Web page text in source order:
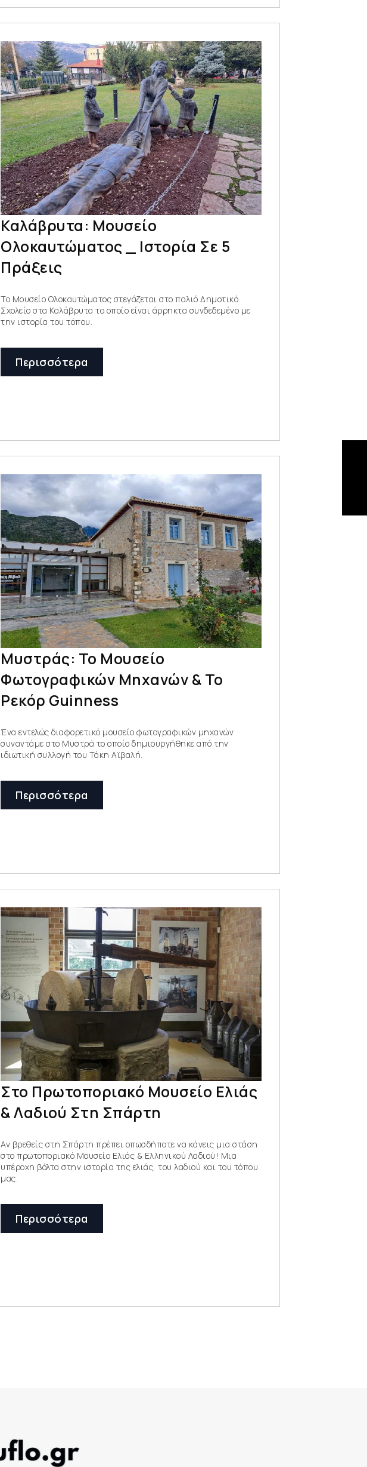
Καλάβρυτα: Μουσείο
Ολοκαυτώματος _ Ιστορία Σε 5
Πράξεις
Το Μουσείο Ολοκαυτώματος στεγάζεται στο παλιό Δημοτικό
Σχολείο στα Καλάβρυτα το οποίο είναι άρρηκτα συνδεδεμένο με
την ιστορία του τόπου.
Περισσότερα
Μυστράς: Το Μουσείο
Φωτογραφικών Μηχανών & Το
Ρεκόρ Guinness
Ένα εντελώς διαφορετικό μουσείο φωτογραφικών μηχανών
συναντάμε στο Μυστρά το οποίο δημιουργήθηκε από την
ιδιωτική συλλογή του Τάκη Αϊβαλή.
Περισσότερα
Στο Πρωτοποριακό Μουσείο Ελιάς
& Λαδιού Στη Σπάρτη
Αν βρεθείς στη Σπάρτη πρέπει οπωσδήποτε να κάνεις μια στάση
στο πρωτοποριακό Μουσείο Ελιάς & Ελληνικού Λαδιού! Μια
υπέροχη βόλτα στην ιστορία της ελιάς, του λαδιού και του τόπου
μας.
Περισσότερα